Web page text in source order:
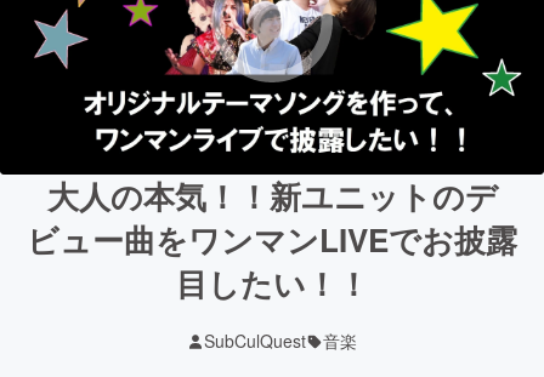
大人の本気！！新ユニットのデ
ビュー曲をワンマンLIVEでお披露
目したい！！
SubCulQuest 音楽